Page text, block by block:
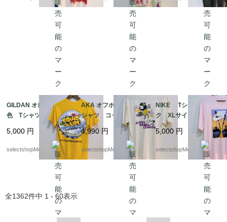
&COMPANY HONDUR
n
バーサルスタジオ ホ
ラー FRANKENSTEI
GILDAN オレンジ 黄
色 Tシャツ イカ リ
ップ 唇 ギルダン
イエロー Sサイズ
コットン HAITI製 リ
5,000 円
selectshopMerci.
AKA オフホワイト T
シャツ コットン Lサ
イズ ALPHA KAPPA
LAMBDA A .K.A
4,990 円
selectshopMerci.
NIKE Tシャツ ピン
ク XLサイズ ホワイ
ト ナイキ 夕日
5,000 円
selectshopMerci.
全1362件中 1 - 60表示